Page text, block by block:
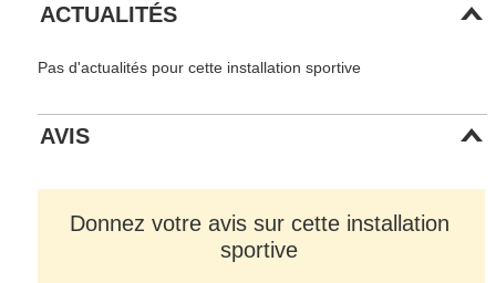
ACTUALITÉS
Pas d'actualités pour cette installation sportive
AVIS
Donnez votre avis sur cette installation
sportive